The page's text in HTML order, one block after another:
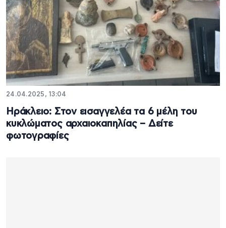
24.04.2025, 13:04
Ηράκλειο: Στον εισαγγελέα τα 6 μέλη του
κυκλώματος αρχαιοκαπηλίας – Δείτε
φωτογραφίες